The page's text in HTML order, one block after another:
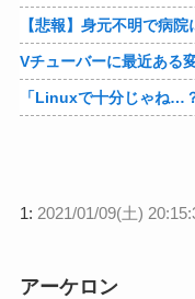
Vチューバーに最近ある
「Linuxで十分じゃね…
1: 2021/01/09(土)
アーケロン